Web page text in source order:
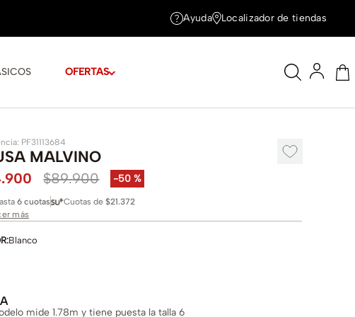
OFERTAS
Ayuda Localizador de tiendas
: PF31113684
MALVINO
.900 $89.900 -50 %
6 cuotas Cuotas de$21.372
más
:Blanco
mide 1.78m y tiene puesta la talla 6